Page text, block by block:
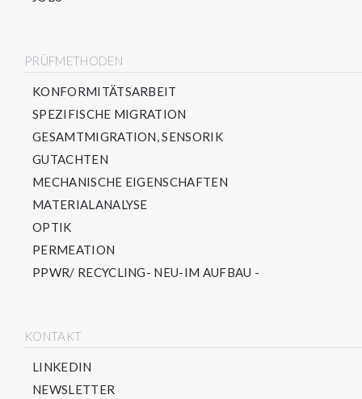
PRÜFMETHODEN
KONFORMITÄTSARBEIT
SPEZIFISCHE MIGRATION
GESAMTMIGRATION, SENSORIK
GUTACHTEN
MECHANISCHE EIGENSCHAFTEN
MATERIALANALYSE
OPTIK
PERMEATION
PPWR/ RECYCLING- NEU-IM AUFBAU -
KONTAKT
LINKEDIN
NEWSLETTER